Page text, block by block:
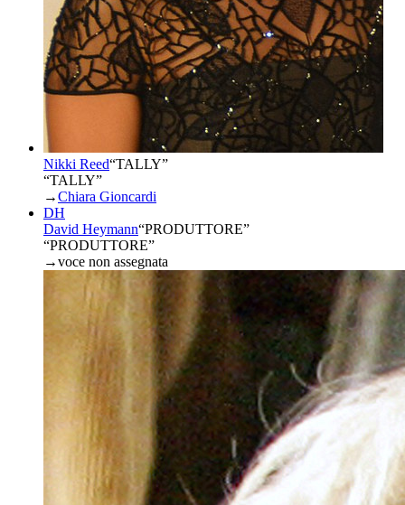
Nikki Reed“TALLY”
“TALLY”
→Chiara Gioncardi
DH
David Heymann“PRODUTTORE”
“PRODUTTORE”
→voce non assegnata